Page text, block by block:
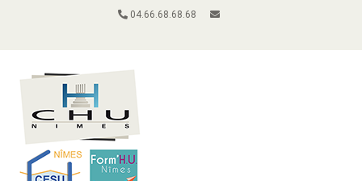
04.66.68.68.68